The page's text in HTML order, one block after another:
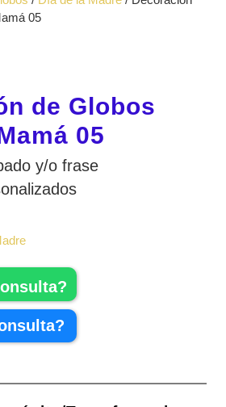
apertura
05
de Globos
05
y/o frase